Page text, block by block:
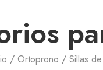
Ortoprono Sillas